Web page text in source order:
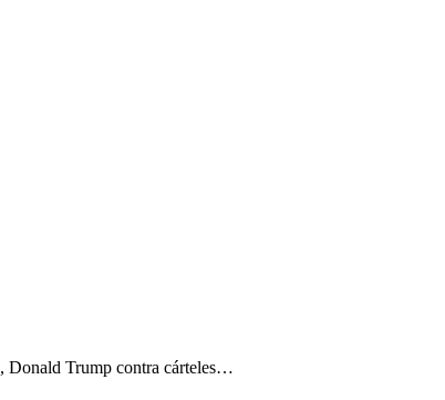
Trump contra cárteles…